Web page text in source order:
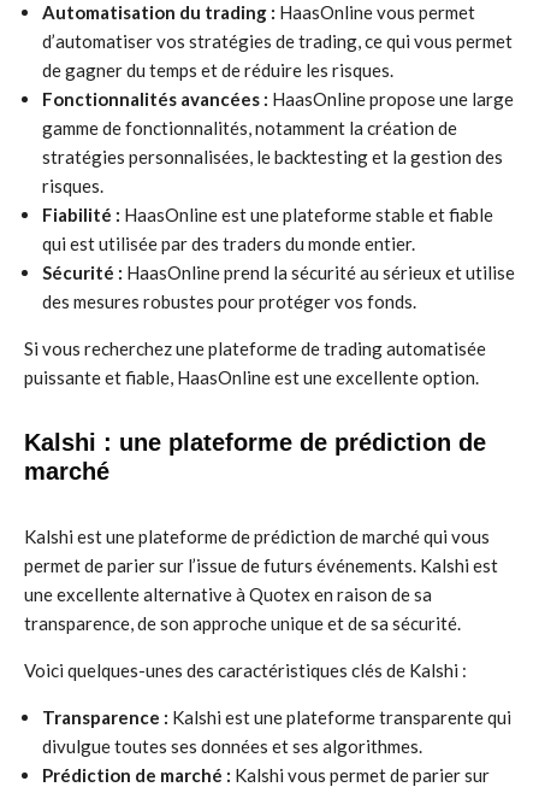
Automatisation du trading : HaasOnline vous permet
d’automatiser vos stratégies de trading, ce qui vous permet
de gagner du temps et de réduire les risques.
Fonctionnalités avancées : HaasOnline propose une large
gamme de fonctionnalités, notamment la création de
stratégies personnalisées, le backtesting et la gestion des
risques.
Fiabilité : HaasOnline est une plateforme stable et fiable
qui est utilisée par des traders du monde entier.
Sécurité : HaasOnline prend la sécurité au sérieux et utilise
des mesures robustes pour protéger vos fonds.
Si vous recherchez une plateforme de trading automatisée
puissante et fiable, HaasOnline est une excellente option.
Kalshi : une plateforme de prédiction de
marché
Kalshi est une plateforme de prédiction de marché qui vous
permet de parier sur l’issue de futurs événements. Kalshi est
une excellente alternative à Quotex en raison de sa
transparence, de son approche unique et de sa sécurité.
Voici quelques-unes des caractéristiques clés de Kalshi :
Transparence : Kalshi est une plateforme transparente qui
divulgue toutes ses données et ses algorithmes.
Prédiction de marché : Kalshi vous permet de parier sur